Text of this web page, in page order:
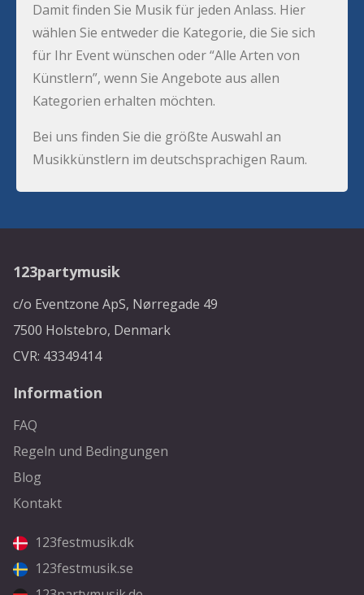
Damit finden Sie Musik für jeden Anlass. Hier
wählen Sie entweder die Kategorie, die Sie sich
für Ihr Event wünschen oder “Alle Arten von
Künstlern”, wenn Sie Angebote aus allen
Kategorien erhalten möchten.
Bei uns finden Sie die größte Auswahl an
Musikkünstlern im deutschsprachigen Raum.
123partymusik
c/o Eventzone ApS, Nørregade 49
7500 Holstebro, Denmark
CVR: 43349414
Information
FAQ
Regeln und Bedingungen
Blog
Kontakt
123festmusik.dk
123festmusik.se